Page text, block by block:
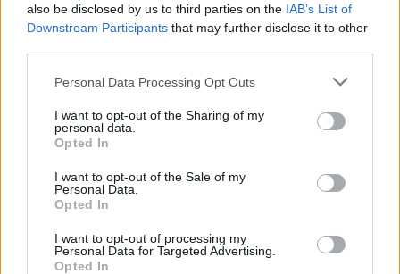
also be disclosed by us to third parties on the IAB’s List of
Downstream Participants that may further disclose it to other
Personal Data Processing Opt Outs
I want to opt-out of the Sharing of my
personal data.
Opted In
I want to opt-out of the Sale of my
Personal Data.
Opted In
I want to opt-out of processing my
Personal Data for Targeted Advertising.
Opted In
θαμπώνεις και λίγο την έλευση του
Μάρκου Σεφερλή. Συζητάμε δηλαδή
για τον Μουτσινά και χάνεται ο
θρίαμβος, όπως αναφέρεται στην
στο κανάλι του Φαλήρου. Την
επισκιάζει!».